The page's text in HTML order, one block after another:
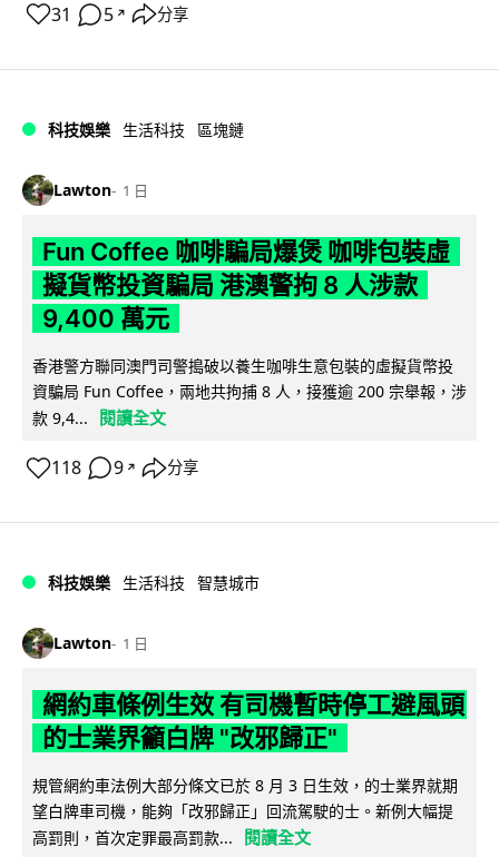
31 5 ↗ 分享
科技娛樂 生活科技 區塊鏈
Lawton 1 日
Fun Coffee 咖啡騙局爆煲 咖啡包裝虛
擬貨幣投資騙局 港澳警拘 8 人涉款
9,400 萬元
香港警方聯同澳門司警搗破以養生咖啡生意包裝的虛擬貨幣投
資騙局 Fun Coffee，兩地共拘捕 8 人，接獲逾 200 宗舉報，涉
款 9,4...
閱讀全文
118 9 ↗ 分享
科技娛樂 生活科技 智慧城市
Lawton 1 日
網約車條例生效 有司機暫時停工避風頭
的士業界籲白牌 "改邪歸正"
規管網約車法例大部分條文已於 8 月 3 日生效，的士業界就期
望白牌車司機，能夠「改邪歸正」回流駕駛的士。新例大幅提
高罰則，首次定罪最高罰款...
閱讀全文